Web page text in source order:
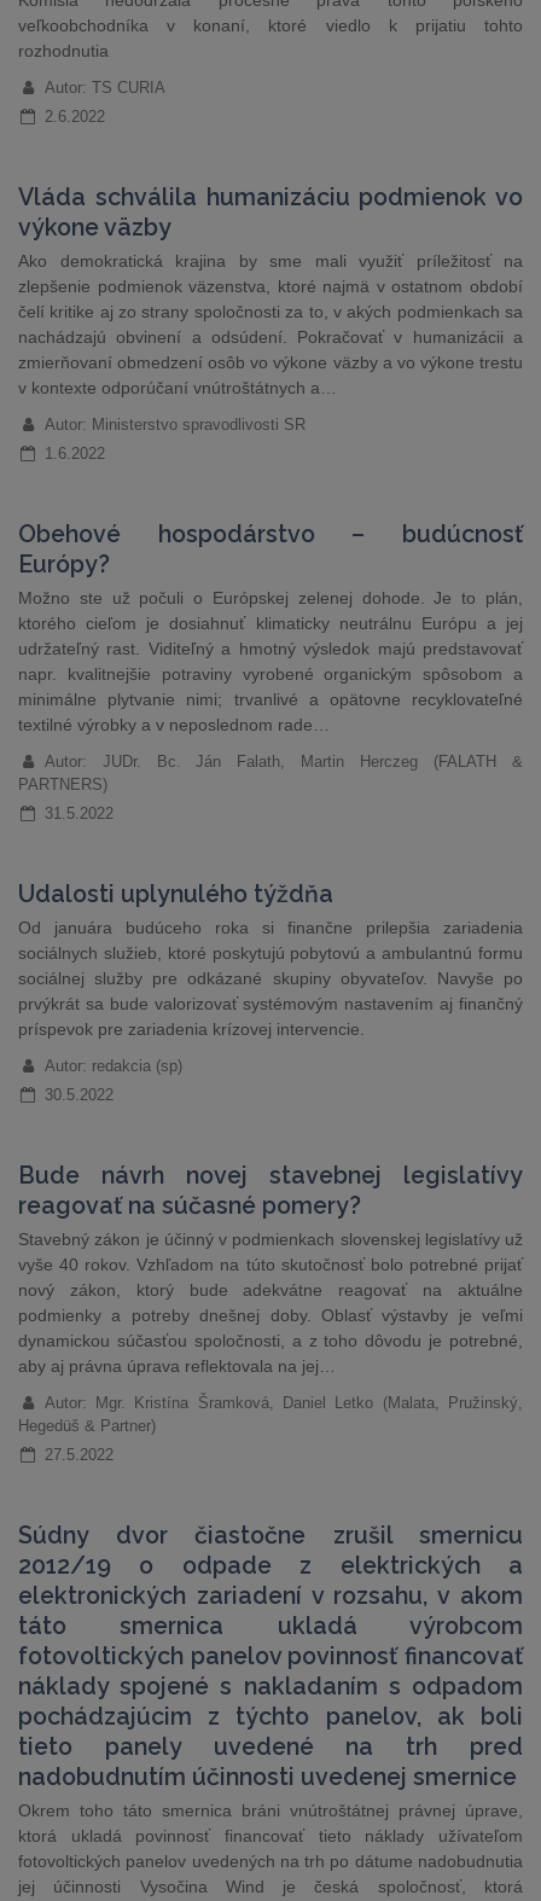
veľkoobchodníka v konaní, ktoré viedlo k prijatiu tohto
rozhodnutia
Autor: TS CURIA
2.6.2022
Vláda schválila humanizáciu podmienok vo
výkone väzby
Ako demokratická krajina by sme mali využiť príležitosť na
zlepšenie podmienok väzenstva, ktoré najmä v ostatnom období
čelí kritike aj zo strany spoločnosti za to, v akých podmienkach sa
nachádzajú obvinení a odsúdení. Pokračovať v humanizácii a
zmierňovaní obmedzení osôb vo výkone väzby a vo výkone trestu
v kontexte odporúčaní vnútroštátnych a…
Autor: Ministerstvo spravodlivosti SR
1.6.2022
Obehové hospodárstvo – budúcnosť
Európy?
Možno ste už počuli o Európskej zelenej dohode. Je to plán,
ktorého cieľom je dosiahnuť klimaticky neutrálnu Európu a jej
udržateľný rast. Viditeľný a hmotný výsledok majú predstavovať
napr. kvalitnejšie potraviny vyrobené organickým spôsobom a
minimálne plytvanie nimi; trvanlivé a opätovne recyklovateľné
textilné výrobky a v neposlednom rade…
Autor: JUDr. Bc. Ján Falath, Martin Herczeg (FALATH &
PARTNERS)
31.5.2022
Udalosti uplynulého týždňa
Od januára budúceho roka si finančne prilepšia zariadenia
sociálnych služieb, ktoré poskytujú pobytovú a ambulantnú formu
sociálnej služby pre odkázané skupiny obyvateľov. Navyše po
prvýkrát sa bude valorizovať systémovým nastavením aj finančný
príspevok pre zariadenia krízovej intervencie.
Autor: redakcia (sp)
30.5.2022
Bude návrh novej stavebnej legislatívy
reagovať na súčasné pomery?
Stavebný zákon je účinný v podmienkach slovenskej legislatívy už
vyše 40 rokov. Vzhľadom na túto skutočnosť bolo potrebné prijať
nový zákon, ktorý bude adekvátne reagovať na aktuálne
podmienky a potreby dnešnej doby. Oblasť výstavby je veľmi
dynamickou súčasťou spoločnosti, a z toho dôvodu je potrebné,
aby aj právna úprava reflektovala na jej…
Autor: Mgr. Kristína Šramková, Daniel Letko (Malata, Pružinský,
Hegedüš & Partner)
27.5.2022
Súdny dvor čiastočne zrušil smernicu
2012/19 o odpade z elektrických a
elektronických zariadení v rozsahu, v akom
táto smernica ukladá výrobcom
fotovoltických panelov povinnosť financovať
náklady spojené s nakladaním s odpadom
pochádzajúcim z týchto panelov, ak boli
tieto panely uvedené na trh pred
nadobudnutím účinnosti uvedenej smernice
Okrem toho táto smernica bráni vnútroštátnej právnej úprave,
ktorá ukladá povinnosť financovať tieto náklady užívateľom
fotovoltických panelov uvedených na trh po dátume nadobudnutia
jej účinnosti Vysočina Wind je česká spoločnosť, ktorá